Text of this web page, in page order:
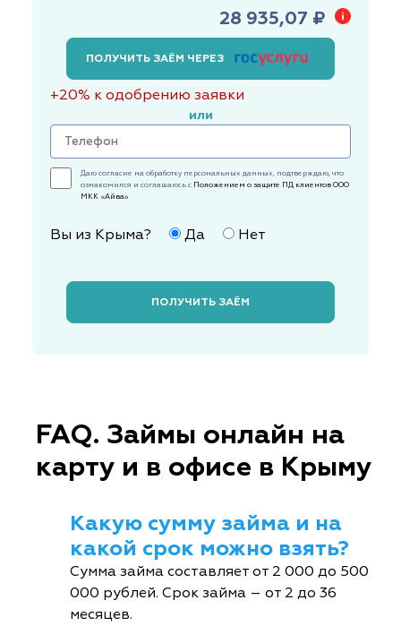
28 935,07 ₽
ПОЛУЧИТЬ ЗАЁМ ЧЕРЕЗ
+20% к одобрению заявки
или
Даю согласие на обработку персональных данных, подтверждаю, что
ознакомился и соглашаюсь с Положением о защите ПД клиентов ООО
МКК «Айва»
Вы из Крыма? Да Нет
ПОЛУЧИТЬ ЗАЁМ
FAQ. Займы онлайн на
карту и в офисе в Крыму
Какую сумму займа и на
какой срок можно взять?
Сумма займа составляет от 2 000 до 500
000 рублей. Срок займа – от 2 до 36
месяцев.